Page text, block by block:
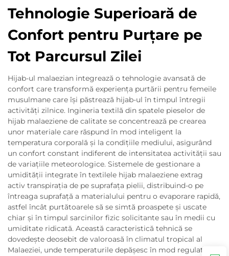
Tehnologie Superioară de
Confort pentru Purțare pe
Tot Parcursul Zilei
Hijab-ul malaezian integrează o tehnologie avansată de
confort care transformă experiența purtării pentru femeile
musulmane care își păstrează hijab-ul în timpul întregii
activități zilnice. Ingineria textilă din spatele pieselor de
hijab malaeziene de calitate se concentrează pe crearea
unor materiale care răspund în mod inteligent la
temperatura corporală și la condițiile mediului, asigurând
un confort constant indiferent de intensitatea activității sau
de variațiile meteorologice. Sistemele de gestionare a
umidității integrate în textilele hijab malaeziene extrag
activ transpirația de pe suprafața pielii, distribuind-o pe
întreaga suprafață a materialului pentru o evaporare rapidă,
astfel încât purtătoarele să se simtă proaspete și uscate
chiar și în timpul sarcinilor fizic solicitante sau în medii cu
umiditate ridicată. Această caracteristică tehnică se
dovedește deosebit de valoroasă în climatul tropical al
Malaeziei, unde temperaturile depășesc în mod regulat